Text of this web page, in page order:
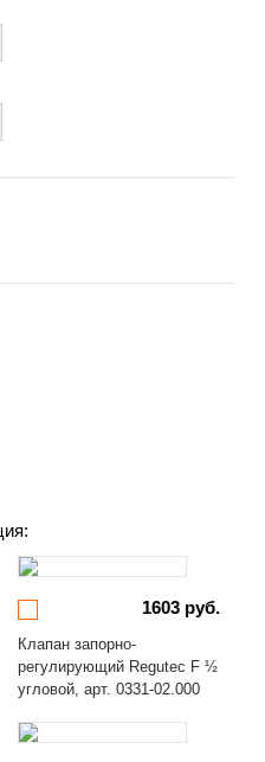
1603 руб.
Клапан запорно-
регулирующий Regutec F ½
угловой, арт. 0331-02.000